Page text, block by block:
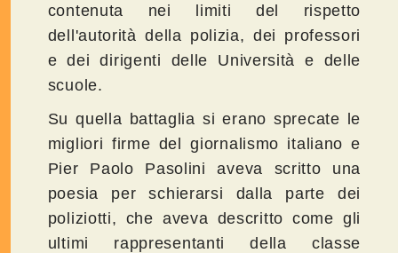
contenuta nei limiti del rispetto
dell'autorità della polizia, dei professori
e dei dirigenti delle Università e delle
scuole.
Su quella battaglia si erano sprecate le
migliori firme del giornalismo italiano e
Pier Paolo Pasolini aveva scritto una
poesia per schierarsi dalla parte dei
poliziotti, che aveva descritto come gli
ultimi rappresentanti della classe